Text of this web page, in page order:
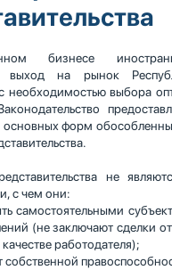
бизнесе
выход на рынок
необходимостью выбора
основных форм
не
с чем они:
самостоятельными
(не заключают сделки
работодателя);
собственной